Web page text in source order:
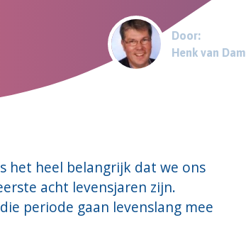
Door:
Henk van Dam
het heel belangrijk dat we ons
acht levensjaren zijn.
periode gaan levenslang mee